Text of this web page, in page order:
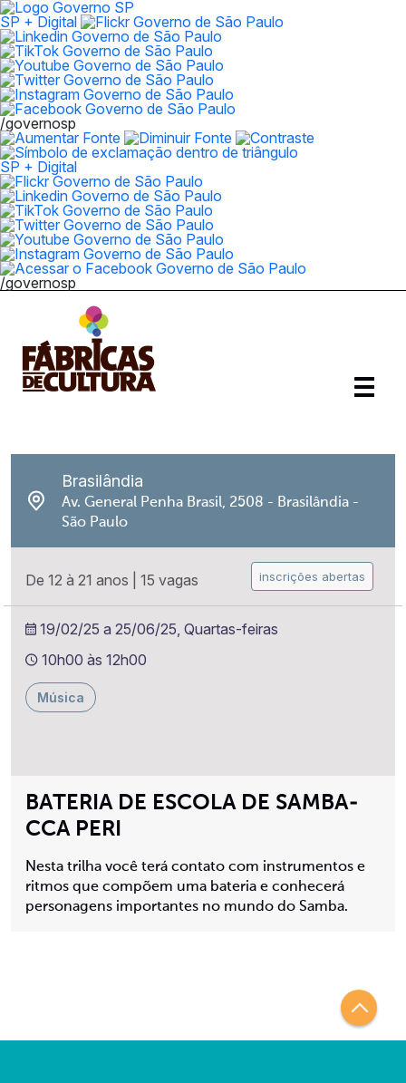
SP + Digital
/governosp
SP + Digital
/governosp
BATERIA DE ESCOLA DE SAMBA-
CCA PERI
Nesta trilha você terá contato com instrumentos e
ritmos que compõem uma bateria e conhecerá
personagens importantes no mundo do Samba.
Brasilândia
Av. General Penha Brasil, 2508 - Brasilândia -
São Paulo
De 12 à 21 anos 15 vagas inscrições abertas
19/02/25 a 25/06/25, Quartas-feiras
10h00 às 12h00
Música